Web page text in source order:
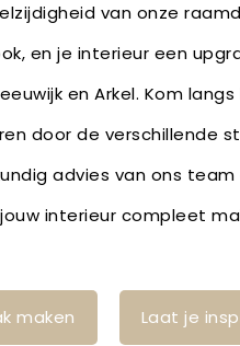
van onze
en je interieur een
en Arkel. Kom
door de verschillende
advies van ons
interieur compleet
maken Laat je